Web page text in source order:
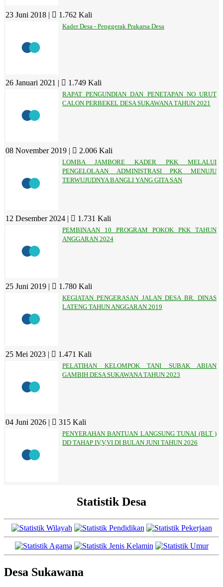
23 Juni 2018 | 1.762 Kali
Kader Desa - Penggerak Prakarsa Desa
26 Januari 2021 | 1.749 Kali
RAPAT PENGUNDIAN DAN PENETAPAN NO URUT
CALON PERBEKEL DESA SUKAWANA TAHUN 2021
08 November 2019 | 2.006 Kali
LOMBA JAMBORE KADER PKK MELALUI
PENGELOLAAN ADMINISTRASI PKK MENUJU
TERWUJUDNYA BANGLI YANG GITA SAN
12 Desember 2024 | 1.731 Kali
PEMBINAAN 10 PROGRAM POKOK PKK TAHUN
ANGGARAN 2024
25 Juni 2019 | 1.780 Kali
KEGIATAN PENGERASAN JALAN DESA BR. DINAS
LATENG TAHUN ANGGARAN 2019
25 Mei 2023 | 1.471 Kali
PELATIHAN KELOMPOK TANI SUBAK ABIAN
GAMBIH DESA SUKAWANA TAHUN 2023
04 Juni 2026 | 315 Kali
PENYERAHAN BANTUAN LANGSUNG TUNAI (BLT )
DD TAHAP IV,V,VI DI BULAN JUNI TAHUN 2026
Statistik Desa
Desa Sukawana